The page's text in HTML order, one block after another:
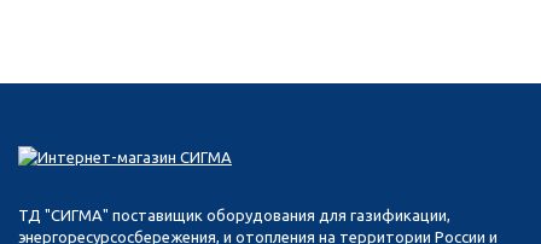
ТД "СИГМА" поставищик оборудования для газификации,
энергоресурсосбережения, и отопления на территории России и